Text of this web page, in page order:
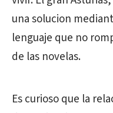
una solucion
lenguaje que no
de las novelas.
Es curioso que la